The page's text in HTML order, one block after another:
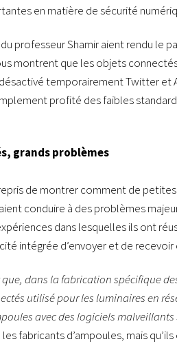
en matière de sécurité
professeur Shamir aient rendu le
montrent que les objets
temporairement Twitter et
profité des faibles
grands problèmes
de montrer comment de
conduire à des problèmes
dans lesquelles ils ont
intégrée d’envoyer et de
dans la fabrication spécifique
utilisé pour les luminaires en
avec des logiciels malveillants
fabricants d’ampoules, mais